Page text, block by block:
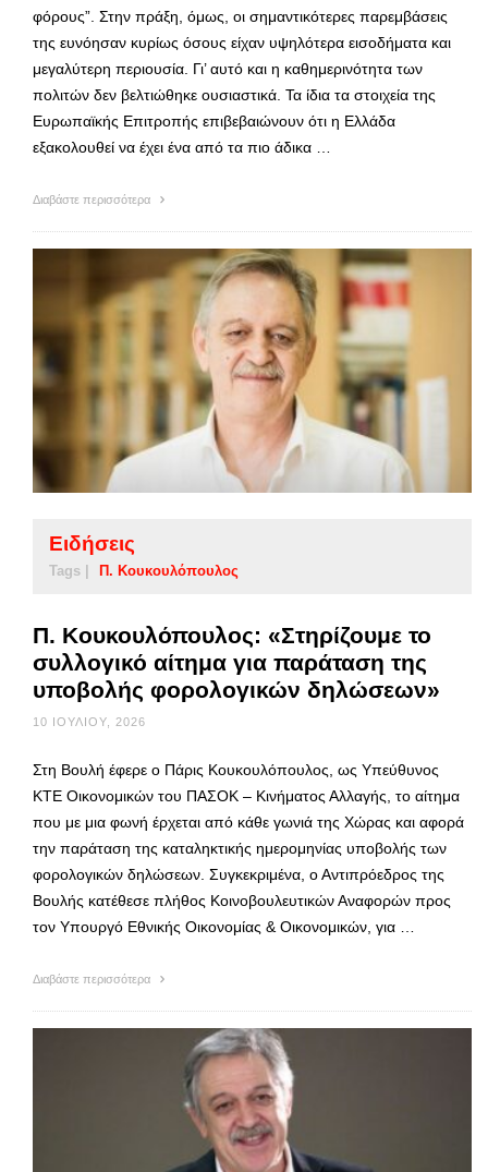
φόρους”. Στην πράξη, όμως, οι σημαντικότερες παρεμβάσεις
της ευνόησαν κυρίως όσους είχαν υψηλότερα εισοδήματα και
μεγαλύτερη περιουσία. Γι’ αυτό και η καθημερινότητα των
πολιτών δεν βελτιώθηκε ουσιαστικά. Τα ίδια τα στοιχεία της
Ευρωπαϊκής Επιτροπής επιβεβαιώνουν ότι η Ελλάδα
εξακολουθεί να έχει ένα από τα πιο άδικα …
Διαβάστε περισσότερα
Ειδήσεις
Tags | Π. Κουκουλόπουλος
Π. Κουκουλόπουλος: «Στηρίζουμε το
συλλογικό αίτημα για παράταση της
υποβολής φορολογικών δηλώσεων»
10 ΙΟΥΛΊΟΥ, 2026
Στη Βουλή έφερε ο Πάρις Κουκουλόπουλος, ως Υπεύθυνος
ΚΤΕ Οικονομικών του ΠΑΣΟΚ – Κινήματος Αλλαγής, το αίτημα
που με μια φωνή έρχεται από κάθε γωνιά της Χώρας και αφορά
την παράταση της καταληκτικής ημερομηνίας υποβολής των
φορολογικών δηλώσεων. Συγκεκριμένα, ο Αντιπρόεδρος της
Βουλής κατέθεσε πλήθος Κοινοβουλευτικών Αναφορών προς
τον Υπουργό Εθνικής Οικονομίας & Οικονομικών, για …
Διαβάστε περισσότερα